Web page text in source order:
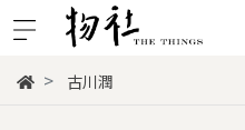
古川潤